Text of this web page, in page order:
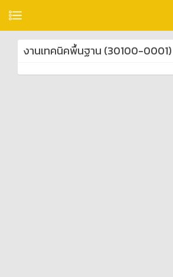
งานเทคนิคพื้นฐาน (30100-0001)